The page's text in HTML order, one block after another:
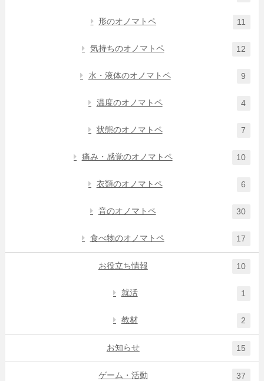
形のオノマトペ 11
気持ちのオノマトペ 12
水・液体のオノマトペ 9
温度のオノマトペ 4
状態のオノマトペ 7
痛み・感覚のオノマトペ 10
衣類のオノマトペ 6
音のオノマトペ 30
食べ物のオノマトペ 17
お役立ち情報 10
就活 1
教材 2
お知らせ 15
ゲーム・活動 37